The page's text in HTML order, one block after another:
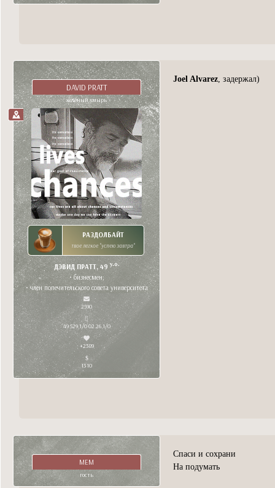
DAVID PRATT
холёный хмырь
РАЗДОЛБАЙТ
твое легкое "успею завтра"
ДЭВИД ПРАТТ, 49y.o.
• бизнесмен;
• член попечительского совета университета
2590
49 529,1/0 02.26,1/0
+2389
1310
Joel Alvarez, задержал)
МЕМ
гость
Спаси и сохрани
На подумать